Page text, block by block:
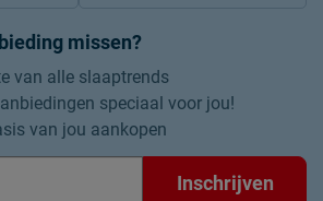
missen?
van alle slaaptrends
speciaal voor jou!
van jou aankopen
Inschrijven